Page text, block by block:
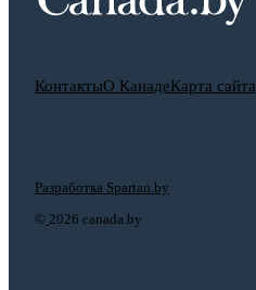
КонтактыО КанадеКарта сайта
© 2026 canada.by
Разработка Spartan.by